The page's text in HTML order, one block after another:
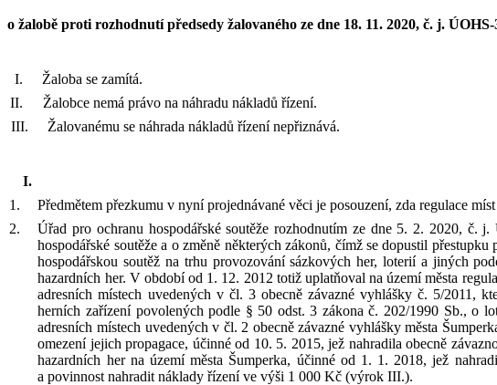
o žalobě proti rozhodnutí předsedy žalovaného ze dne 18. 11. 2020, č. j. ÚOHS-
Žaloba se zamítá.
Žalobcenemá právo na náhradu nákladů řízení.
Žalovanému se náhrada nákladů řízení nepřiznává.
Předmětem přezkumu v nyní projednávané věci je posouzení, zda regulace
Úřad pro ochranu hospodářské soutěže rozhodnutím ze dne5. 2. 2020, č. j.
hospodářské soutěže a ozměně některých zákonů, čímžsedopustil přestupku
hospodářskou soutěž na trhu provozování sázkových her,loteriía jiných
hazardních her. V období od 1. 12. 2012 totiž uplatňoval na území města
adresních místech uvedených v čl. 3 obecně závazné vyhláškyč. 5/2011,
herních zařízení povolených podle § 50 odst. 3 zákona č. 202/1990 Sb., o
adresních místech uvedených v čl. 2 obecně závazné vyhlášky města
omezení jejich propagace, účinnéod 10. 5. 2015,jež nahradila obecně
hazardních her na území města Šumperka, účinnéod 1. 1. 2018,jež
a povinnost nahradit náklady řízeníve výši 1 000 Kč (výrok III.).